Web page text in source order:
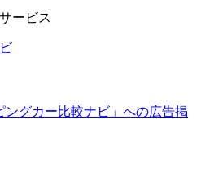
ービス
ングカー比較ナビ」への広告掲